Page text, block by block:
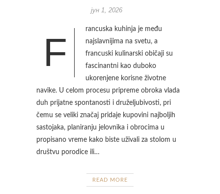
јун 1, 2026
F
rancuska kuhinja je među
najslavnijima na svetu, a
francuski kulinarski običaji su
fascinantni kao duboko
ukorenjene korisne životne
navike. U celom procesu pripreme obroka vlada
duh prijatne spontanosti i druželjubivosti, pri
čemu se veliki značaj pridaje kupovini najboljih
sastojaka, planiranju jelovnika i obrocima u
propisano vreme kako biste uživali za stolom u
društvu porodice ili…
READ MORE